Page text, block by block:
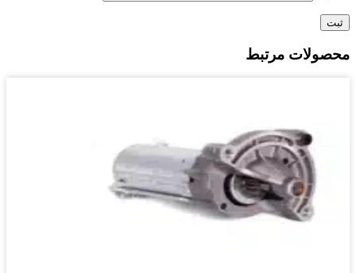
محصولات مرتبط